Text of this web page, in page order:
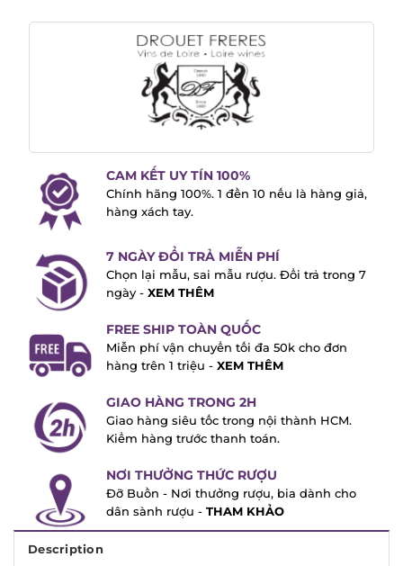
CAM KẾT UY TÍN 100%
Chính hãng 100%. 1 đền 10 nếu là hàng
giả, hàng xách tay.
7 NGÀY ĐỔI TRẢ MIỄN PHÍ
Chọn lại mẫu, sai mẫu rượu. Đổi trả trong
7 ngày -XEM THÊM
FREE SHIP TOÀN QUỐC
Miễn phí vận chuyển tối đa 50k cho đơn
hàng trên 1 triệu -
XEM THÊM
GIAO HÀNG TRONG 2H
Giao hàng siêu tốc trong nội thành HCM.
Kiểm hàng trước thanh toán.
NƠI THƯỞNG THỨC RƯỢU
Đỡ Buồn - Nơi thưởng rượu, bia dành cho
dân sành rượu -
THAM KHẢO
Description